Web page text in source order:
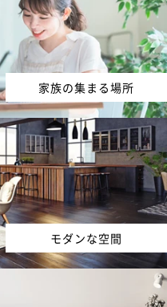
家族の集まる場所
モダンな空間